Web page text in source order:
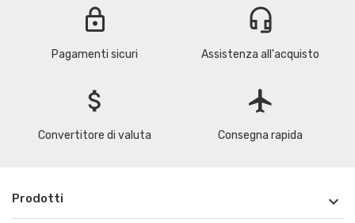
lock
Pagamenti sicuri
headset_mic
Assistenza all'acquisto
attach_money
Convertitore di valuta
flight
Consegna rapida
Prodotti 